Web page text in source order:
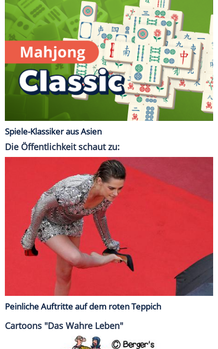
Spiele-Klassiker aus Asien
Die Öffentlichkeit schaut zu:
Peinliche Auftritte auf dem roten Teppich
Cartoons "Das Wahre Leben"